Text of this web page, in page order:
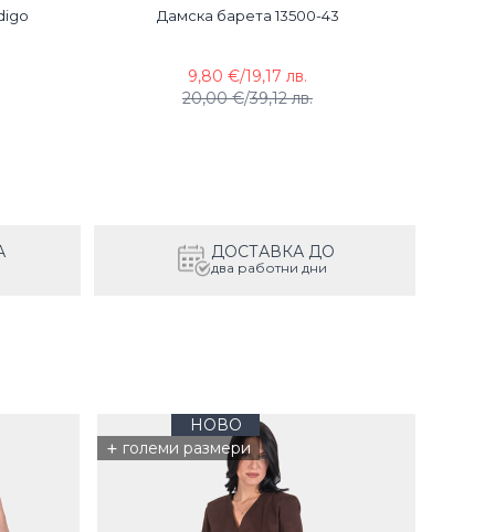
Дамска барета 13500-43
20,00 €/39,12 лв.
9,80 €/19,17 лв.
ДОСТАВКА ДО
два работни дни
НОВО
+ големи размери